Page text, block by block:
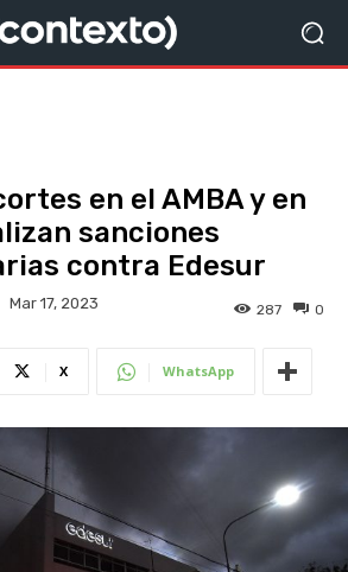
en el AMBA y en
sanciones
contra Edesur
Mar 17, 2023 0
287
X WhatsApp